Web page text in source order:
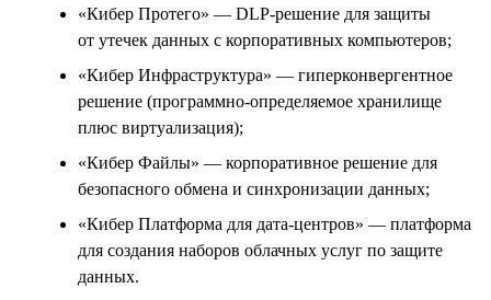
«Кибер Протего» — DLP-решение для защиты
от утечек данных с корпоративных компьютеров;
«Кибер Инфраструктура» — гиперконвергентное
решение (программно-определяемое хранилище
плюс виртуализация);
«Кибер Файлы» — корпоративное решение для
безопасного обмена и синхронизации данных;
«Кибер Платформа для дата-центров» — платформа
для создания наборов облачных услуг по защите
данных.